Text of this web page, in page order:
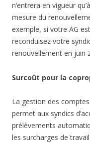
n’entrera en vigueur
mesure du
exemple, si votre AG
reconduisez votre
renouvellement en juin
Surcoût pour la
La gestion des
permet aux syndics
prélèvements
les surcharges de